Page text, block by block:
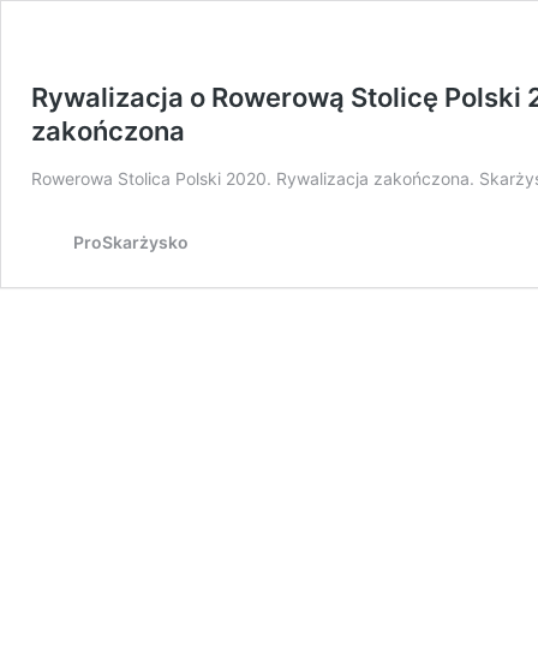
Rywalizacja o Rowerową Stolicę
zakończona
Rowerowa Stolica Polski 2020. Rywalizacja zakończona.
ProSkarżysko